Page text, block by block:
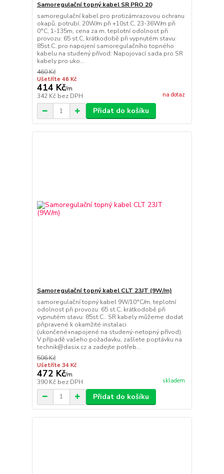
Samoregulační topný kabel SR PRO 20
samoregulační kabel pro protizámrazovou ochranu
okapů, potrubí, 20W/m při +10st.C, 23-36W/m při
0°C, 1-135m, cena za m, teplotní odolnost při
provozu: 65 st.C, krátkodobě při vypnutém stavu:
85st.C. pro napojení samoregulačního topného
kabelu na studený přívod: Napojovací sada pro SR
kabely pro uko...
460 Kč
Ušetříte 46 Kč
414 Kč/m
342 Kč bez DPH na dotaz
Přidat do košíku
Samoregulační topný kabel CLT 23JT (9W/m)
samoregulační topný kabel 9W/10°C/m, teplotní
odolnost při provozu: 65 st.C, krátkodobě při
vypnutém stavu: 85st.C.. SR kabely můžeme dodat
připravené k okamžité instalaci
(ukončené+napojené na studený-netopný přívod).
V případě vašeho požadavku, zašlete poptávku na
technik@dasix.cz a zadejte potřeb...
506 Kč
Ušetříte 34 Kč
472 Kč/m
390 Kč bez DPH skladem
Přidat do košíku